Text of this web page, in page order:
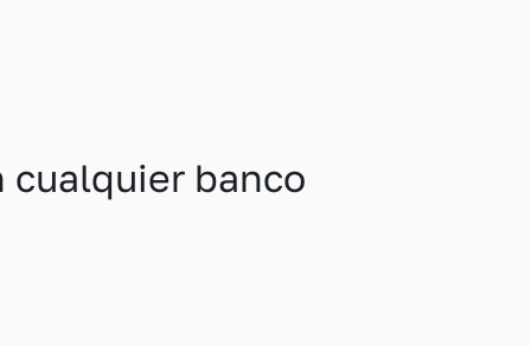
cualquier banco